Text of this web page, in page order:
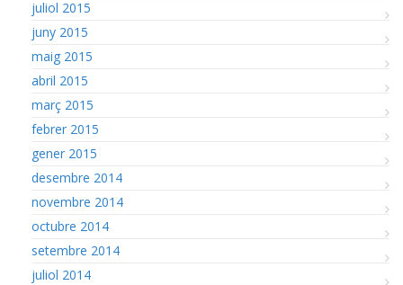
juliol 2015
juny 2015
maig 2015
abril 2015
març 2015
febrer 2015
gener 2015
desembre 2014
novembre 2014
octubre 2014
setembre 2014
juliol 2014